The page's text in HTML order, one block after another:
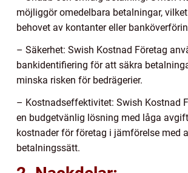
möjliggör omedelbara betalningar,
behovet av kontanter eller
– Säkerhet: Swish Kostnad Företag
bankidentifiering för att säkra
minska risken för bedrägerier.
– Kostnadseffektivitet: Swish Kostnad
en budgetvänlig lösning med låga
kostnader för företag i jämförelse med
betalningssätt.